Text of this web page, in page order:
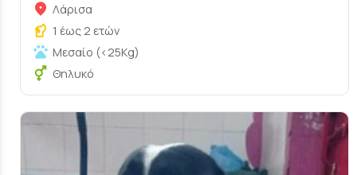
Λάρισα
1 έως 2 ετών
Μεσαίο (<25Kg)
Θηλυκό